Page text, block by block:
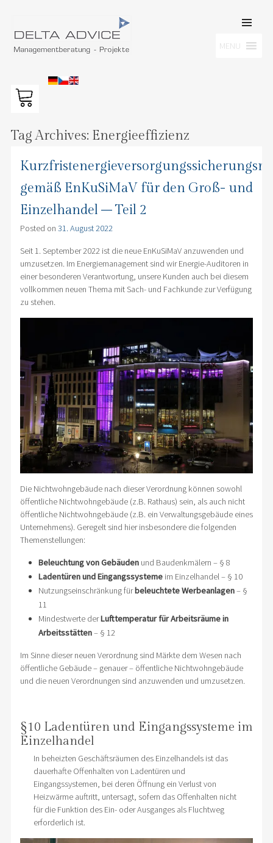
CONTENT
MENU
Tag Archives: Energieeffizienz
gemäß EnKuSiMaV für den Groß- und
Einzelhandel – Teil 2
Posted on 31. August 2022
Seit 1. September 2022 ist die neue EnKuSiMaV anzuwenden und
umzusetzen. Im Energiemanagement sind wir Energie-Auditoren in
einer besonderen Verantwortung, unsere Kunden auch bei diesem
vollkommen neuen Thema mit Sach- und Fachkunde zur Verfügung
zu stehen.
Die Nichtwohngebäude nach dieser Verordnung können sowohl
öffentliche Nichtwohngebäude (z.B. Rathaus) sein, als auch nicht
öffentliche Nichtwohngebäude (z.B. ein Verwaltungsgebäude eines
Unternehmens). Geregelt sind hier insbesondere die folgenden
Themenstellungen:
Beleuchtung von Gebäudenund Baudenkmälern – § 8
Ladentüren und Eingangssystemeim Einzelhandel – § 10
Nutzungseinschränkung fürbeleuchtete Werbeanlagen– §
11
Mindestwerte derLufttemperatur für Arbeitsräume in
Arbeitsstätten– § 12
Im Sinne dieser neuen Verordnung sind Märkte dem Wesen nach
öffentliche Gebäude – genauer – öffentliche Nichtwohngebäude
und die neuen Verordnungen sind anzuwenden und umzusetzen.
§10 Ladentüren und Eingangssysteme im
Einzelhandel
In beheizten Geschäftsräumen des Einzelhandels ist das
dauerhafte Offenhalten von Ladentüren und
Eingangssystemen, bei deren Öffnung ein Verlust von
Heizwärme auftritt, untersagt, sofern das Offenhalten nicht
für die Funktion des Ein- oder Ausganges als Fluchtweg
erforderlich ist.